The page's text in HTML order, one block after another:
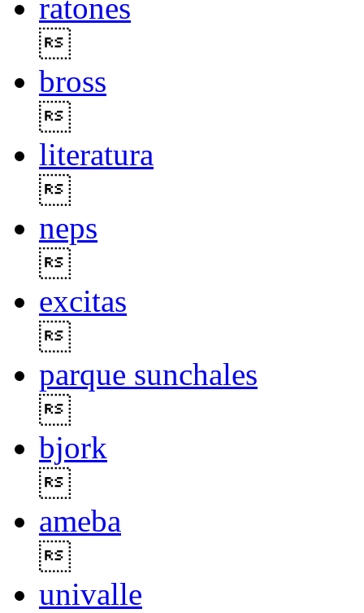
ratones
bross
literatura
neps
excitas
parque sunchales
bjork
ameba
univalle